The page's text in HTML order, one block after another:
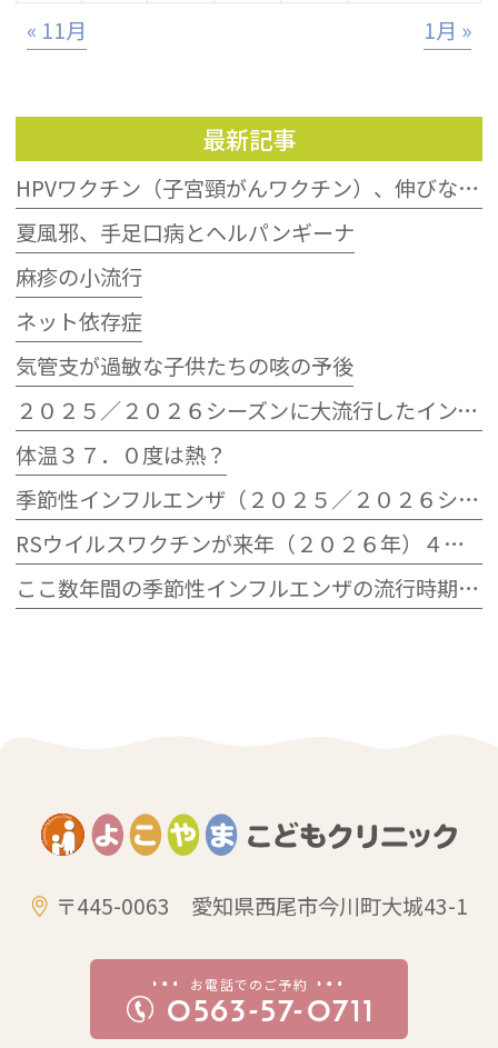
« 11月 1月 »
最新記事
HPVワクチン（子宮頸がんワクチン）、伸びない接種率
夏風邪、手足口病とヘルパンギーナ
麻疹の小流行
ネット依存症
気管支が過敏な子供たちの咳の予後
２０２５／２０２６シーズンに大流行したインフルエンザウイルスB型
体温３７．０度は熱？
季節性インフルエンザ（２０２５／２０２６シーズン）の流行状況
RSウイルスワクチンが来年（２０２６年）４月から定期接種へ
ここ数年間の季節性インフルエンザの流行時期とその規模
〒445-0063 愛知県西尾市今川町大城43-1
お電話でのご予約
0563-57-0711